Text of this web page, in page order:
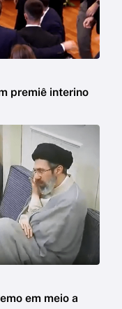
premiê interino
em meio a